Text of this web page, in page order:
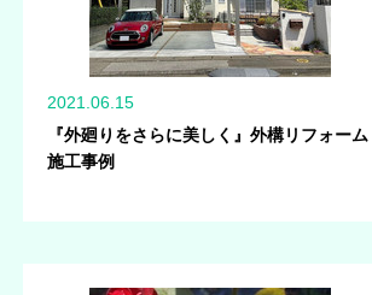
2021.06.15
『外廻りをさらに美しく』外構リフォーム
施工事例